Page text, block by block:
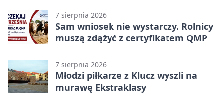
7 sierpnia 2026
Sam wniosek nie wystarczy. Rolnicy
muszą zdążyć z certyfikatem QMP
7 sierpnia 2026
Młodzi piłkarze z Klucz wyszli na
murawę Ekstraklasy